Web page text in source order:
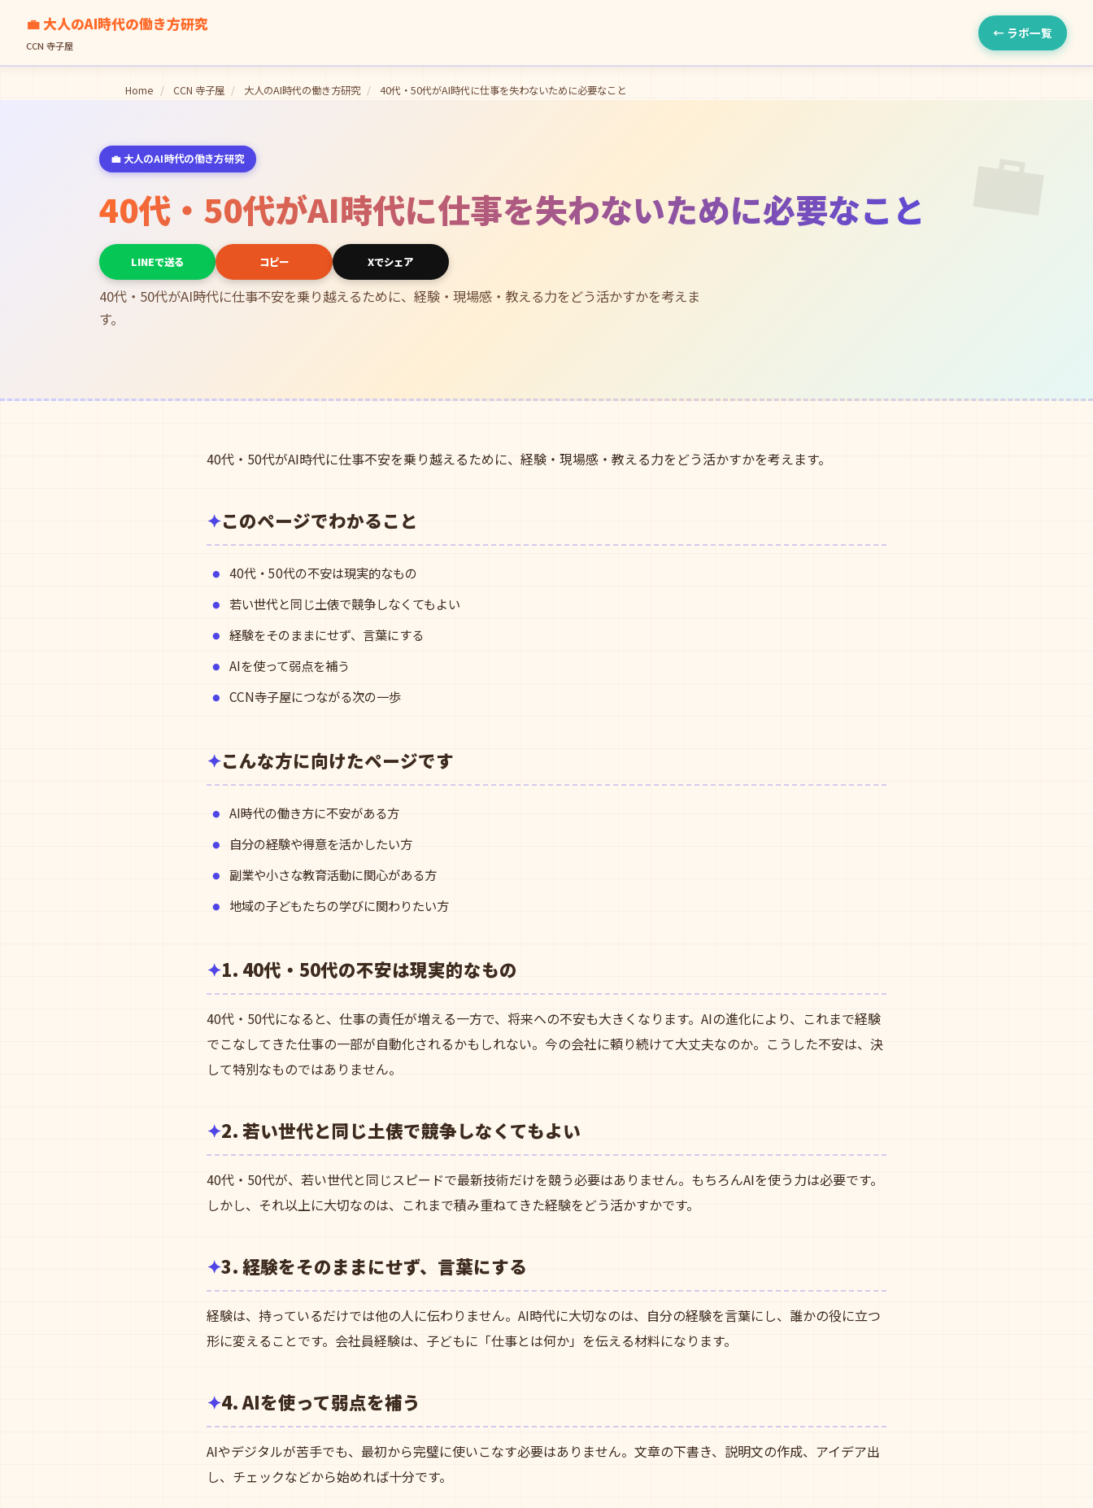
💼 大人のAI時代の働き方研究
CCN 寺子屋
← ラボ一覧
Home / CCN 寺子屋 / 大人のAI時代の働き方研究 / 40代・50代がAI時代に仕事を失わないために必要なこと
💼 大人のAI時代の働き方研究
40代・50代がAI時代に仕事を失わないために必要なこと
LINEで送る コピー Xでシェア
40代・50代がAI時代に仕事不安を乗り越えるために、経験・現場感・教える力をどう活かすかを考えま
す。
40代・50代がAI時代に仕事不安を乗り越えるために、経験・現場感・教える力をどう活かすかを考えます。
このページでわかること
40代・50代の不安は現実的なもの
若い世代と同じ土俵で競争しなくてもよい
経験をそのままにせず、言葉にする
AIを使って弱点を補う
CCN寺子屋につながる次の一歩
こんな方に向けたページです
AI時代の働き方に不安がある方
自分の経験や得意を活かしたい方
副業や小さな教育活動に関心がある方
地域の子どもたちの学びに関わりたい方
1. 40代・50代の不安は現実的なもの
40代・50代になると、仕事の責任が増える一方で、将来への不安も大きくなります。AIの進化により、これまで経験
でこなしてきた仕事の一部が自動化されるかもしれない。今の会社に頼り続けて大丈夫なのか。こうした不安は、決
して特別なものではありません。
2. 若い世代と同じ土俵で競争しなくてもよい
40代・50代が、若い世代と同じスピードで最新技術だけを競う必要はありません。もちろんAIを使う力は必要です。
しかし、それ以上に大切なのは、これまで積み重ねてきた経験をどう活かすかです。
3. 経験をそのままにせず、言葉にする
経験は、持っているだけでは他の人に伝わりません。AI時代に大切なのは、自分の経験を言葉にし、誰かの役に立つ
形に変えることです。会社員経験は、子どもに「仕事とは何か」を伝える材料になります。
4. AIを使って弱点を補う
AIやデジタルが苦手でも、最初から完璧に使いこなす必要はありません。文章の下書き、説明文の作成、アイデア出
し、チェックなどから始めれば十分です。